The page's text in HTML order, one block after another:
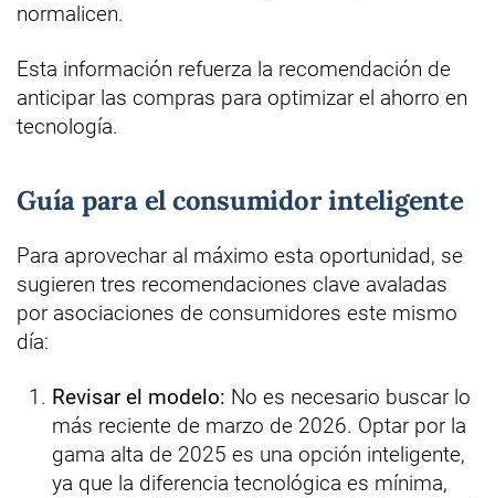
normalicen.
Esta información refuerza la recomendación de
anticipar las compras para optimizar el ahorro en
tecnología.
Guía para el consumidor inteligente
Para aprovechar al máximo esta oportunidad, se
sugieren tres recomendaciones clave avaladas
por asociaciones de consumidores este mismo
día:
Revisar el modelo: No es necesario buscar lo
más reciente de marzo de 2026. Optar por la
gama alta de 2025 es una opción inteligente,
ya que la diferencia tecnológica es mínima,